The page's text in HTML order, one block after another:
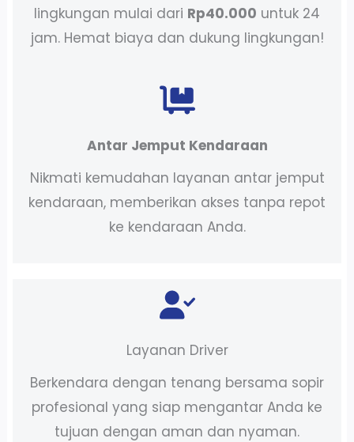
lingkungan mulai dari Rp40.000 untuk 24
jam. Hemat biaya dan dukung lingkungan!
Antar Jemput Kendaraan
Nikmati kemudahan layanan antar jemput
kendaraan, memberikan akses tanpa repot
ke kendaraan Anda.
Layanan Driver
Berkendara dengan tenang bersama sopir
profesional yang siap mengantar Anda ke
tujuan dengan aman dan nyaman.